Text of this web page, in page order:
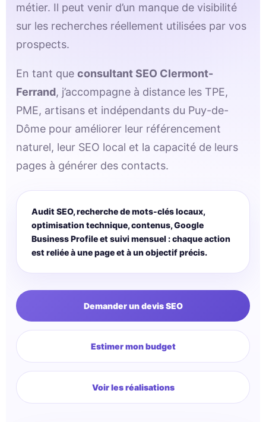
métier. Il peut venir d’un manque de visibilité
sur les recherches réellement utilisées par vos
prospects.
En tant queconsultant SEO Clermont-
Ferrand, j’accompagne à distance les TPE,
PME, artisans et indépendants du Puy-de-
Dôme pour améliorer leur référencement
naturel, leur SEO local et la capacité de leurs
pages à générer des contacts.
Audit SEO, recherche de mots-clés locaux,
optimisation technique, contenus, Google
Business Profile et suivi mensuel : chaque action
est reliée à une page et à un objectif précis.
Demander un devis SEO
Estimer mon budget
Voir les réalisations